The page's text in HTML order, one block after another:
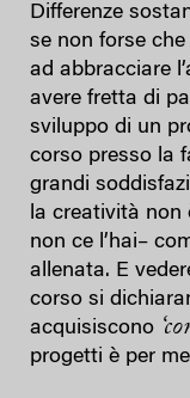
Differenze
se non forse
ad abbracciare
avere fretta di
sviluppo di un
corso presso la
grandi
la creatività non
non ce l’hai–
allenata. E
corso si
acquisiscono
progetti è per